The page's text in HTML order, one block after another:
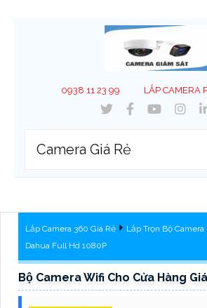
0938 11 23 99 LẮP CAMERA
Camera Giá Rẻ
Lắp Camera 360 Giá Rẻ Lắp Trọn Bộ Camera
Dahua Full Hd 1080P
Bộ Camera Wifi Cho Cửa Hàng